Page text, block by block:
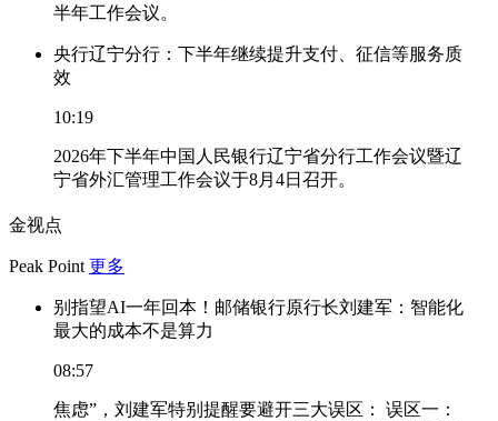
半年工作会议。
央行辽宁分行：下半年继续提升支付、征信等服务质
效
10:19
2026年下半年中国人民银行辽宁省分行工作会议暨辽
宁省外汇管理工作会议于8月4日召开。
金视点
Peak Point 更多
别指望AI一年回本！邮储银行原行长刘建军：智能化
最大的成本不是算力
08:57
焦虑”，刘建军特别提醒要避开三大误区： 误区一：